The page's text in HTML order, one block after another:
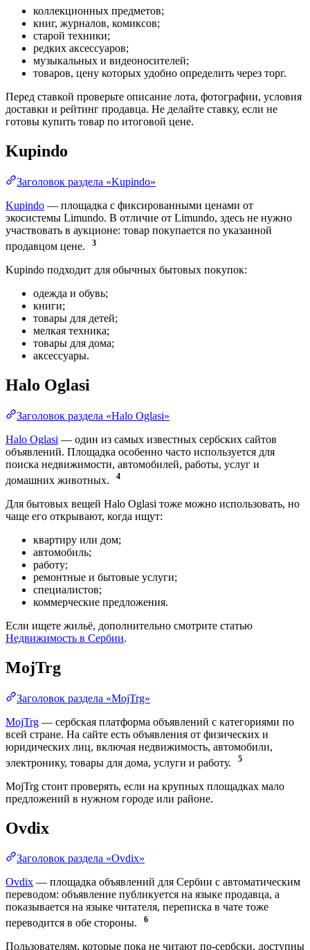
коллекционных предметов;
книг, журналов, комиксов;
старой техники;
редких аксессуаров;
музыкальных и видеоносителей;
товаров, цену которых удобно определить через торг.
Перед ставкой проверьте описание лота, фотографии, условия
доставки и рейтинг продавца. Не делайте ставку, если не
готовы купить товар по итоговой цене.
Kupindo
Заголовок раздела «Kupindo»
Kupindo — площадка с фиксированными ценами от
экосистемы Limundo. В отличие от Limundo, здесь не нужно
участвовать в аукционе: товар покупается по указанной
продавцом цене.
3
Kupindo подходит для обычных бытовых покупок:
одежда и обувь;
книги;
товары для детей;
мелкая техника;
товары для дома;
аксессуары.
Halo Oglasi
Заголовок раздела «Halo Oglasi»
Halo Oglasi — один из самых известных сербских сайтов
объявлений. Площадка особенно часто используется для
поиска недвижимости, автомобилей, работы, услуг и
домашних животных.
4
Для бытовых вещей Halo Oglasi тоже можно использовать, но
чаще его открывают, когда ищут:
квартиру или дом;
автомобиль;
работу;
ремонтные и бытовые услуги;
специалистов;
коммерческие предложения.
Если ищете жильё, дополнительно смотрите статью
Недвижимость в Сербии.
MojTrg
Заголовок раздела «MojTrg»
MojTrg — сербская платформа объявлений с категориями по
всей стране. На сайте есть объявления от физических и
юридических лиц, включая недвижимость, автомобили,
электронику, товары для дома, услуги и работу.
5
MojTrg стоит проверять, если на крупных площадках мало
предложений в нужном городе или районе.
Ovdix
Заголовок раздела «Ovdix»
Ovdix — площадка объявлений для Сербии с автоматическим
переводом: объявление публикуется на языке продавца, а
показывается на языке читателя, переписка в чате тоже
переводится в обе стороны.
6
Пользователям, которые пока не читают по-сербски, доступны